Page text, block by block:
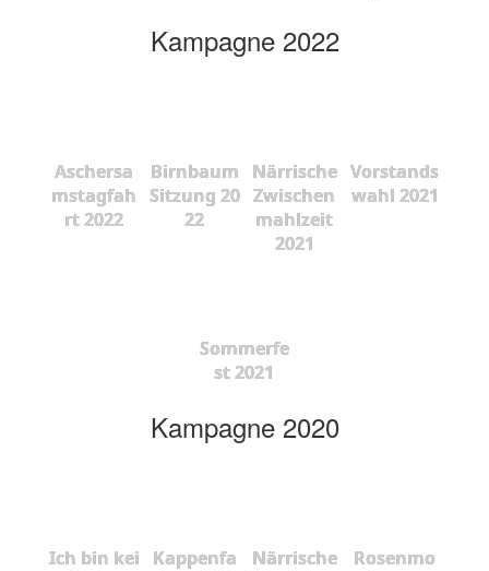
Kampagne 2022
Aschersa
mstagfah
rt 2022
Birnbaum
Sitzung 20
22
Närrische
Zwischen
mahlzeit
2021
Vorstands
wahl 2021
Sommerfe
st 2021
Kampagne 2020
Ich bin kei
Kappenfa
Närrische
Rosenmo